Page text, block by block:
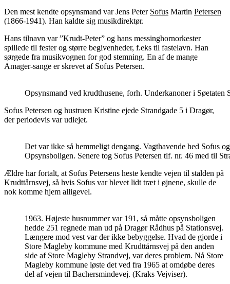
Den mest kendte opsynsmand var Jens Peter Sofus Martin Petersen
(1866-1941). Han kaldte sig musikdirektør.
Hans tilnavn var ”Krudt-Peter” og hans messinghornorkester
spillede til fester og større begivenheder, f.eks til fastelavn. Han
sørgede fra musikvognen for god stemning. En af de mange
Amager-sange er skrevet af Sofus Petersen.
Opsynsmand ved krudthusene, forh. Underkanoner i Søetaten
Sofus Petersen og hustruen Kristine ejede Strandgade 5 i Dragør,
der periodevis var udlejet.
Det var ikke så hemmeligt dengang. Vagthavende hed Sofus
Opsynsboligen. Senere tog Sofus Petersen tlf. nr. 46 med til
Ældre har fortalt, at Sofus Petersens heste kendte vejen til stalden på
Krudttårnsvej, så hvis Sofus var blevet lidt træt i øjnene, skulle de
nok komme hjem alligevel.
1963. Højeste husnummer var 191, så måtte opsynsboligen
hedde 251 regnede man ud på Dragør Rådhus på Stationsvej.
Længere mod vest var der ikke bebyggelse. Hvad de gjorde i
Store Magleby kommune med Krudttårnsvej på den anden
side af Store Magleby Strandvej, var deres problem. Nå Store
Magleby kommune løste det ved fra 1965 at omdøbe deres
del af vejen til Bachersmindevej. (Kraks Vejviser).